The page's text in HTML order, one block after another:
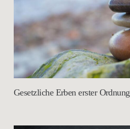
Gesetzliche Erben erster Ordnung